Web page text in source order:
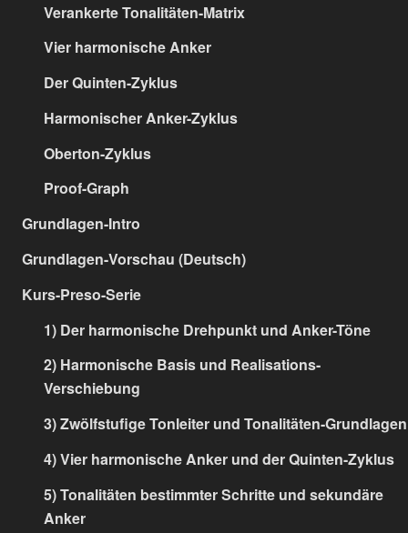
Verankerte Tonalitäten-Matrix
Vier harmonische Anker
Der Quinten-Zyklus
Harmonischer Anker-Zyklus
Oberton-Zyklus
Proof-Graph
Grundlagen-Intro
Grundlagen-Vorschau (Deutsch)
Kurs-Preso-Serie
1) Der harmonische Drehpunkt und Anker-Töne
2) Harmonische Basis und Realisations-
Verschiebung
3) Zwölfstufige Tonleiter und Tonalitäten-Grundlagen
4) Vier harmonische Anker und der Quinten-Zyklus
5) Tonalitäten bestimmter Schritte und sekundäre
Anker